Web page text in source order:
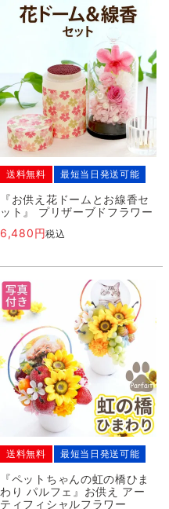
送料無料 最短当日発送可能
『お供え花ドームとお線香セ
ット』 プリザーブドフラワー
6,480
税込
送料無料 最短当日発送可能
『ペットちゃんの虹の橋ひま
わり パルフェ』お供え アー
ティフィシャルフラワー